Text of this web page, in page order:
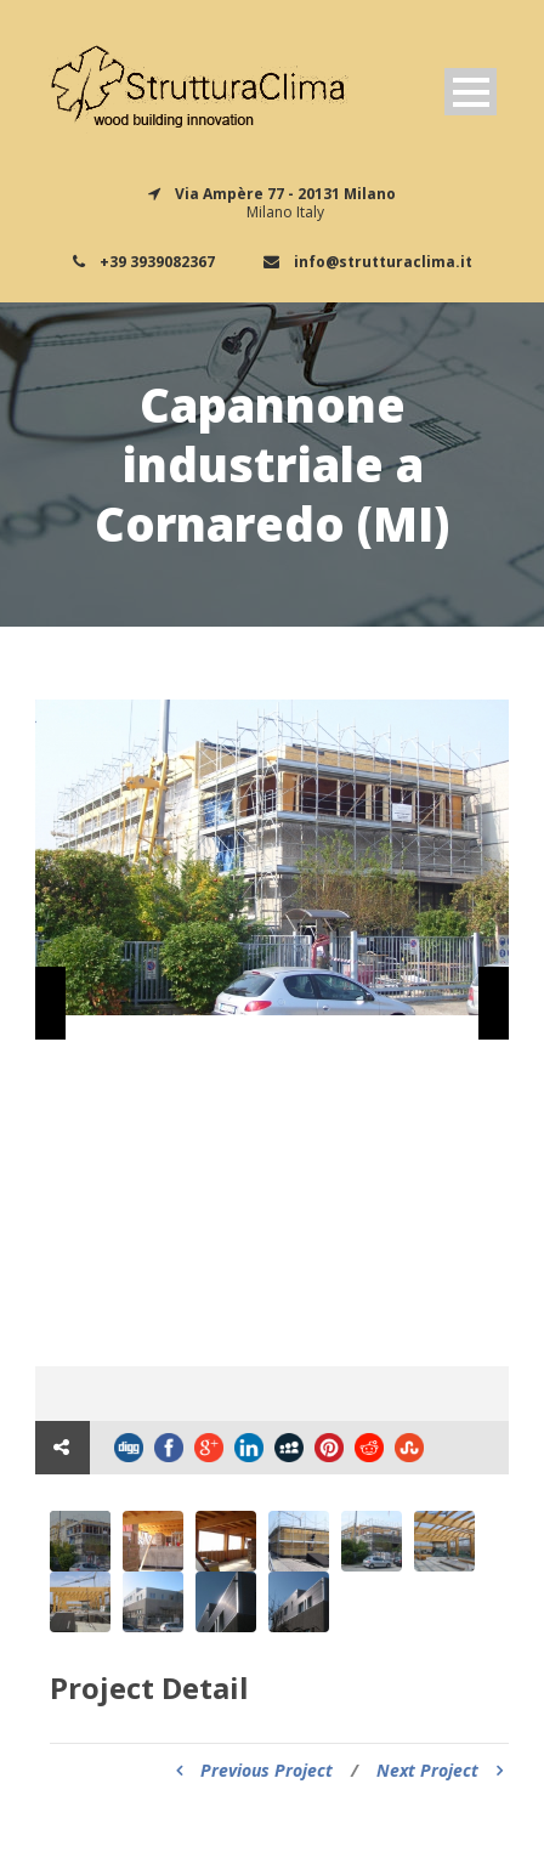
Via Ampère 77 - 20131 Milano
Milano Italy
+39 3939082367 info@strutturaclima.it
Capannone
industriale a
Cornaredo (MI)
Project Detail
Previous Project / Next Project